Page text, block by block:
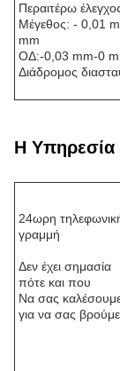
Περαιτέρω
Μέγεθος: - 0,01
mm
ΟΔ:-0,03 mm-0
Διάδρομος
Η Υπηρεσία
24ωρη
γραμμή
Δεν έχει σημασία
πότε και που
Να σας
για να σας βρούμε.